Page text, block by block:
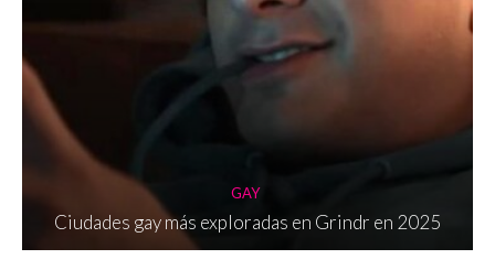
GAY
Ciudades gay más exploradas en Grindr en 2025